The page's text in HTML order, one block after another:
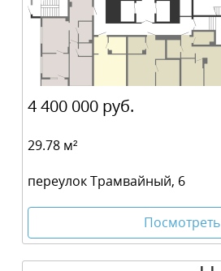
4 400 000 руб.
29.78 м²
переулок Трамвайный, 6
Посмотреть